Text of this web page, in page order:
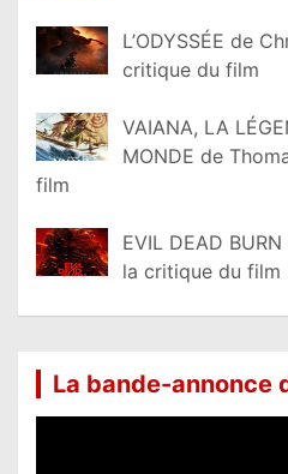
L’ODYSSÉE de
critique du film
VAIANA, LA
MONDE de
film
EVIL DEAD
la critique du film
La bande-annonce